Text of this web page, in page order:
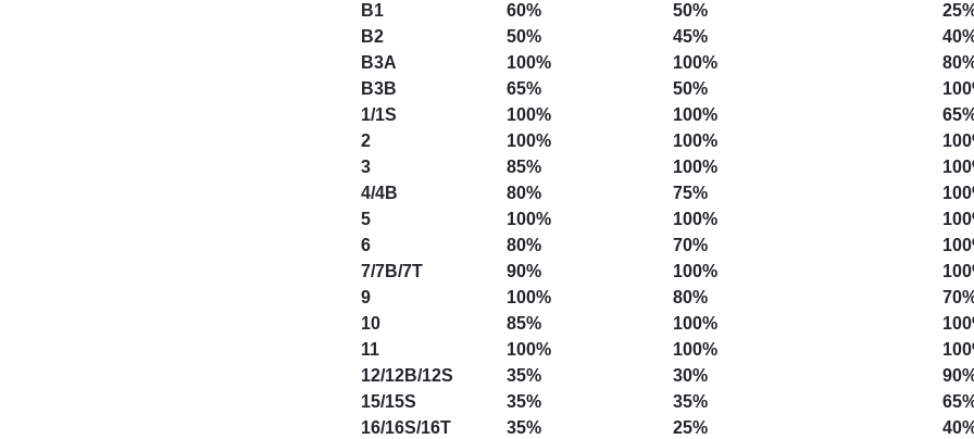
B1
60% 50%
B2
50% 45%
B3A
100% 100%
B3B
65% 50%
1/1S
100% 100%
2
100% 100%
3
85% 100%
4/4B
80% 75%
5
100% 100%
6
80% 70%
7/7B/7T
90% 100%
9
100% 80%
10
85% 100%
11
100% 100%
12/12B/12S
35% 30%
15/15S
35% 35%
16/16S/16T
35% 25%